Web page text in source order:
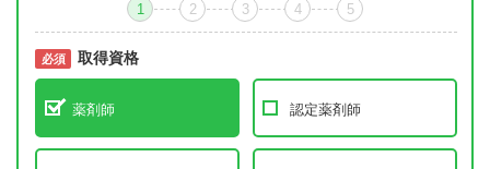
1 2 3 4 5
必須 取得資格
薬剤師 認定薬剤師